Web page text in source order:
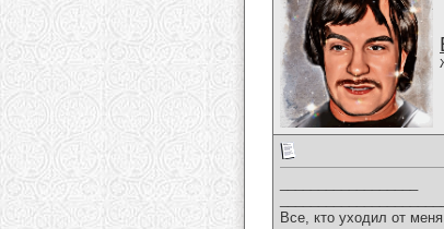
Все, кто уходил от